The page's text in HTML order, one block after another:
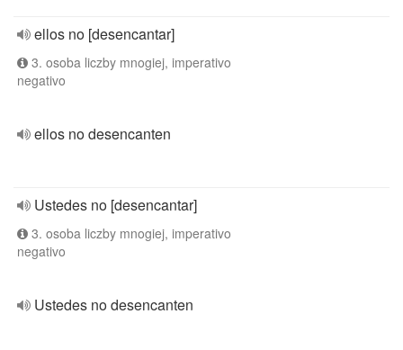
ellos no [desencantar]
3. osoba liczby mnogiej, imperativo
negativo
ellos no desencanten
Ustedes no [desencantar]
3. osoba liczby mnogiej, imperativo
negativo
Ustedes no desencanten